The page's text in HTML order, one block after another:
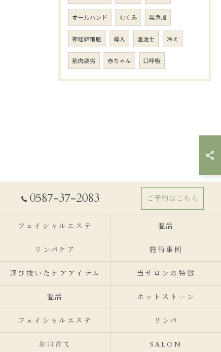
オールハンド むくみ 無添加
神経幹細胞 導入 温活士 冷え
筋肉疲労 赤ちゃん 口呼吸
0587-37-2083 ご予約はこちら
フェイシャルエステ 温活
リンパケア 施術事例
選び抜いたケアアイテム 当サロンの特徴
温活 ホットストーン
フェイシャルエステ リンパ
お口育て SALON